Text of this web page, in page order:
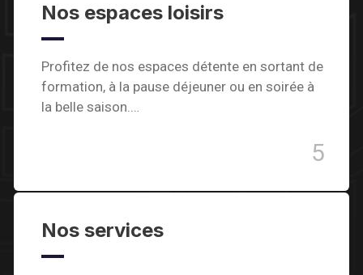
Nos espaces loisirs
Profitez de nos espaces détente en sortant de
formation, à la pause déjeuner ou en soirée à
la belle saison.…
5
Nos services